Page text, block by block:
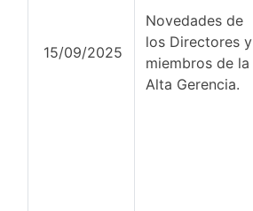
15/09/2025
Novedades de
los Directores y
miembros de la
Alta Gerencia.